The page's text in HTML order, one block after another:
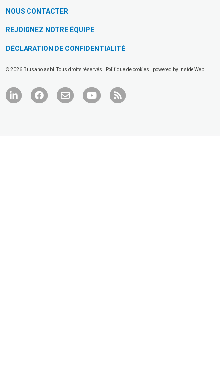
NOUS CONTACTER
REJOIGNEZ NOTRE ÉQUIPE
DÉCLARATION DE CONFIDENTIALITÉ
© 2026 Brusano asbl. Tous droits réservés | Politique de cookies | powered by Inside Web